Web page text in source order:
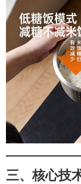
三、核心技